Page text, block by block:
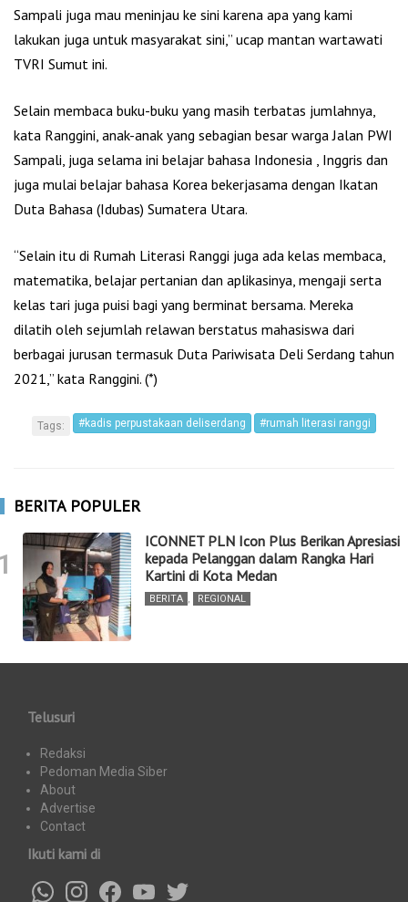
Sampali juga mau meninjau ke sini karena apa yang kami
lakukan juga untuk masyarakat sini,” ucap mantan wartawati
TVRI Sumut ini.
Selain membaca buku-buku yang masih terbatas jumlahnya,
kata Ranggini, anak-anak yang sebagian besar warga Jalan PWI
Sampali, juga selama ini belajar bahasa Indonesia , Inggris dan
juga mulai belajar bahasa Korea bekerjasama dengan Ikatan
Duta Bahasa (Idubas) Sumatera Utara.
“Selain itu di Rumah Literasi Ranggi juga ada kelas membaca,
matematika, belajar pertanian dan aplikasinya, mengaji serta
kelas tari juga puisi bagi yang berminat bersama. Mereka
dilatih oleh sejumlah relawan berstatus mahasiswa dari
berbagai jurusan termasuk Duta Pariwisata Deli Serdang tahun
2021,” kata Ranggini. (*)
Tags: #kadis perpustakaan deliserdang #rumah literasi ranggi
BERITA POPULER
ICONNET PLN Icon Plus Berikan Apresiasi
kepada Pelanggan dalam Rangka Hari
Kartini di Kota Medan
BERITA , REGIONAL
Telusuri
Redaksi
Pedoman Media Siber
About
Advertise
Contact
Ikuti kami di